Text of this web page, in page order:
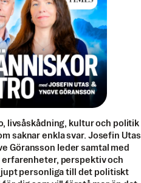
livsåskådning, kultur och politik
saknar enkla svar. Josefin Utas
Göransson leder samtal med
erfarenheter, perspektiv och
personliga till det politiskt